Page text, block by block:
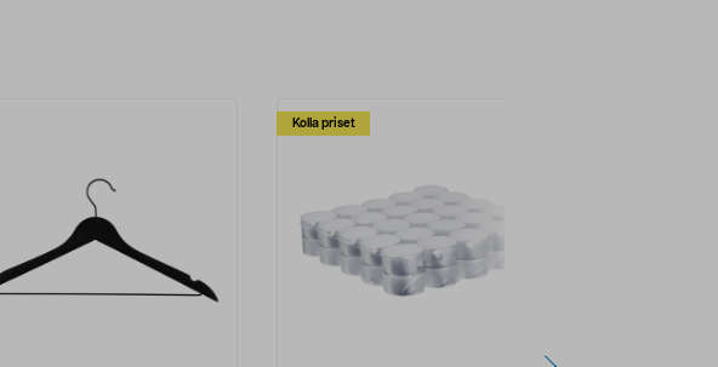
Kolla priset